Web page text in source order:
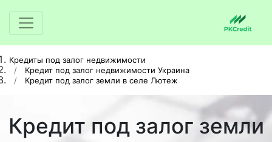
Кредиты под залог недвижимости
Кредит под залог недвижимости Украина
Кредит под залог земли в селе Лютеж
Кредит под залог земли